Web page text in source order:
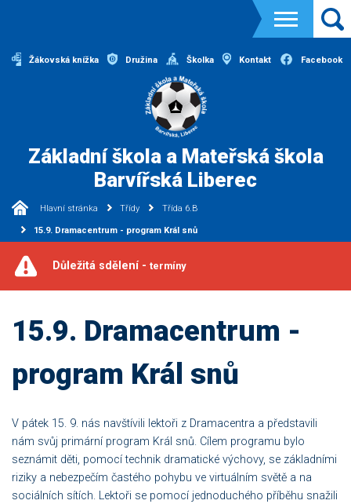
Žákovská knížka Družina Školka Kontakt Facebook
Základní škola a Mateřská škola
Barvířská Liberec
Hlavní stránka Třídy Třída 6.B
15.9. Dramacentrum - program Král snů
Důležitá sdělení - termíny
15.9. Dramacentrum -
program Král snů
V pátek 15. 9. nás navštívili lektoři z Dramacentra a představili
nám svůj primární program Král snů. Cílem programu bylo
seznámit děti, pomocí technik dramatické výchovy, se základními
riziky a nebezpečím častého pohybu ve virtuálním světě a na
sociálních sítích. Lektoři se pomocí jednoduchého příběhu snažili